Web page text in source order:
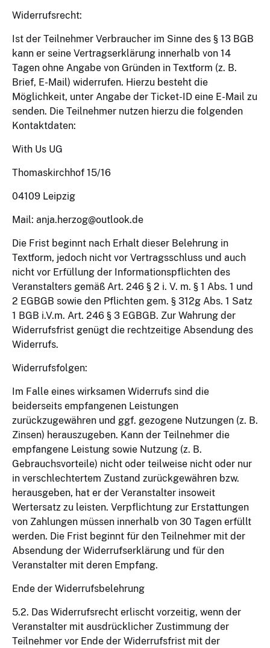
Widerrufsrecht:
Ist der Teilnehmer Verbraucher im Sinne des § 13 BGB
kann er seine Vertragserklärung innerhalb von 14
Tagen ohne Angabe von Gründen in Textform (z. B.
Brief, E-Mail) widerrufen. Hierzu besteht die
Möglichkeit, unter Angabe der Ticket-ID eine E-Mail zu
senden. Die Teilnehmer nutzen hierzu die folgenden
Kontaktdaten:
With Us UG
Thomaskirchhof 15/16
04109 Leipzig
Mail: anja.herzog@outlook.de
Die Frist beginnt nach Erhalt dieser Belehrung in
Textform, jedoch nicht vor Vertragsschluss und auch
nicht vor Erfüllung der Informationspflichten des
Veranstalters gemäß Art. 246 § 2 i. V. m. § 1 Abs. 1 und
2 EGBGB sowie den Pflichten gem. § 312g Abs. 1 Satz
1 BGB i.V.m. Art. 246 § 3 EGBGB. Zur Wahrung der
Widerrufsfrist genügt die rechtzeitige Absendung des
Widerrufs.
Widerrufsfolgen:
Im Falle eines wirksamen Widerrufs sind die
beiderseits empfangenen Leistungen
zurückzugewähren und ggf. gezogene Nutzungen (z. B.
Zinsen) herauszugeben. Kann der Teilnehmer die
empfangene Leistung sowie Nutzung (z. B.
Gebrauchsvorteile) nicht oder teilweise nicht oder nur
in verschlechtertem Zustand zurückgewähren bzw.
herausgeben, hat er der Veranstalter insoweit
Wertersatz zu leisten. Verpflichtung zur Erstattungen
von Zahlungen müssen innerhalb von 30 Tagen erfüllt
werden. Die Frist beginnt für den Teilnehmer mit der
Absendung der Widerrufserklärung und für den
Veranstalter mit deren Empfang.
Ende der Widerrufsbelehrung
5.2. Das Widerrufsrecht erlischt vorzeitig, wenn der
Veranstalter mit ausdrücklicher Zustimmung der
Teilnehmer vor Ende der Widerrufsfrist mit der